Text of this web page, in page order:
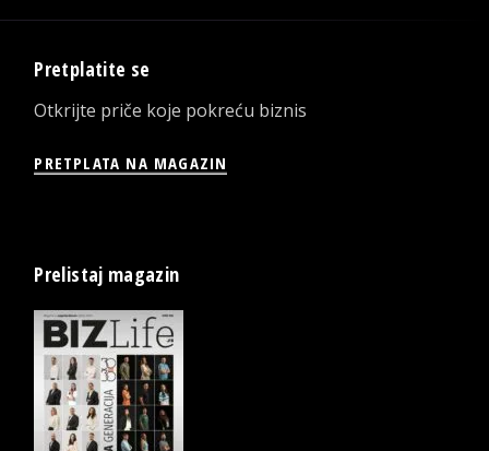
Pretplatite se
Otkrijte priče koje pokreću biznis
PRETPLATA NA MAGAZIN
Prelistaj magazin